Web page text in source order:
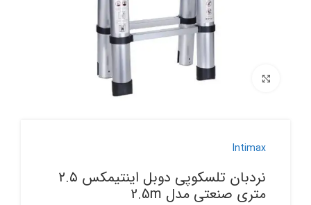
برای بزرگنمایی کلیک کنید
Intimax
نردبان تلسکوپی دوبل اینتیمکس ٢.۵
متری صنعتی مدل 2.5m